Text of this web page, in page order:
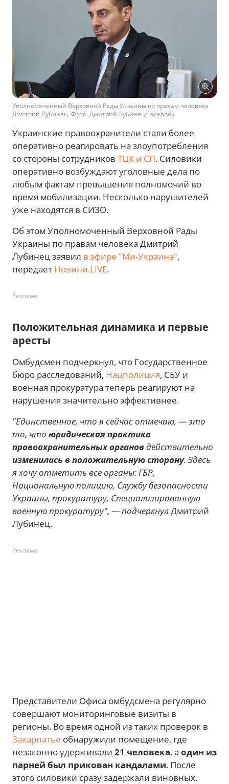
Уполномоченный Верховной Рады Украины по правам человека
Дмитрий Лубинец. Фото: Дмитрий Лубинец/Facebook
Украинские правоохранители стали более
оперативно реагировать на злоупотребления
со стороны сотрудников ТЦК и СП. Силовики
оперативно возбуждают уголовные дела по
любым фактам превышения полномочий во
время мобилизации. Несколько нарушителей
уже находятся в СИЗО.
Об этом Уполномоченный Верховной Рады
Украины по правам человека Дмитрий
Лубинец заявил в эфире "Ми-Украина",
передает Новини.LIVE.
Реклама
Положительная динамика и первые
аресты
Омбудсмен подчеркнул, что Государственное
бюро расследований, Нацполиция, СБУ и
военная прокуратура теперь реагируют на
нарушения значительно эффективнее.
"Единственное, что я сейчас отмечаю, — это
то, что юридическая практика
правоохранительных органовдействительно
изменилась в положительную сторону. Здесь
я хочу отметить все органы: ГБР,
Национальную полицию, Службу безопасности
Украины, прокуратуру, Специализированную
военную прокуратуру", — подчеркнулДмитрий
Лубинец.
Реклама
Представители Офиса омбудсмена регулярно
совершают мониторинговые визиты в
регионы. Во время одной из таких проверок в
Закарпатье обнаружили помещение, где
незаконно удерживали 21 человека, а один из
парней был прикован кандалами. После
этого силовики сразу задержали виновных.